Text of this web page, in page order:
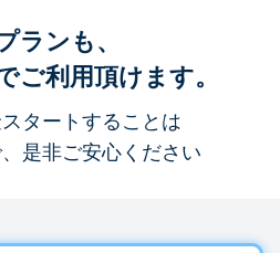
ランも、
ご利用頂けます。
タートすることは
是非ご安心ください